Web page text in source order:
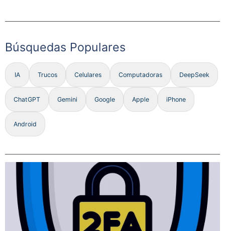
Búsquedas Populares
IA Trucos Celulares Computadoras DeepSeek
ChatGPT Gemini Google Apple iPhone
Android